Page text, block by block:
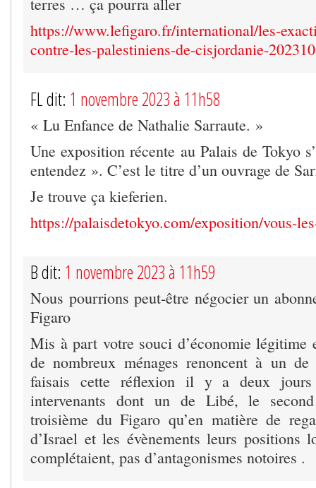
https://www.lefigaro.fr/international/les-
contre-les-palestiniens-de-cisjordanie-
FL dit: 1 novembre 2023 à 11h58
« Lu Enfance de Nathalie Sarraute. »
Une exposition récente au Palais de Tokyo
entendez ». C’est le titre d’un ouvrage de
Je trouve ça kieferien.
https://palaisdetokyo.com/exposition/vous-
B dit: 1 novembre 2023 à 11h59
Nous pourrions peut-être négocier un
Figaro
Mis à part votre souci d’économie légitime
de nombreux ménages renoncent à un
faisais cette réflexion il y a deux
intervenants dont un de Libé, le
troisième du Figaro qu’en matière de
d’Israel et les évènements leurs positions
complétaient, pas d’antagonismes notoires .